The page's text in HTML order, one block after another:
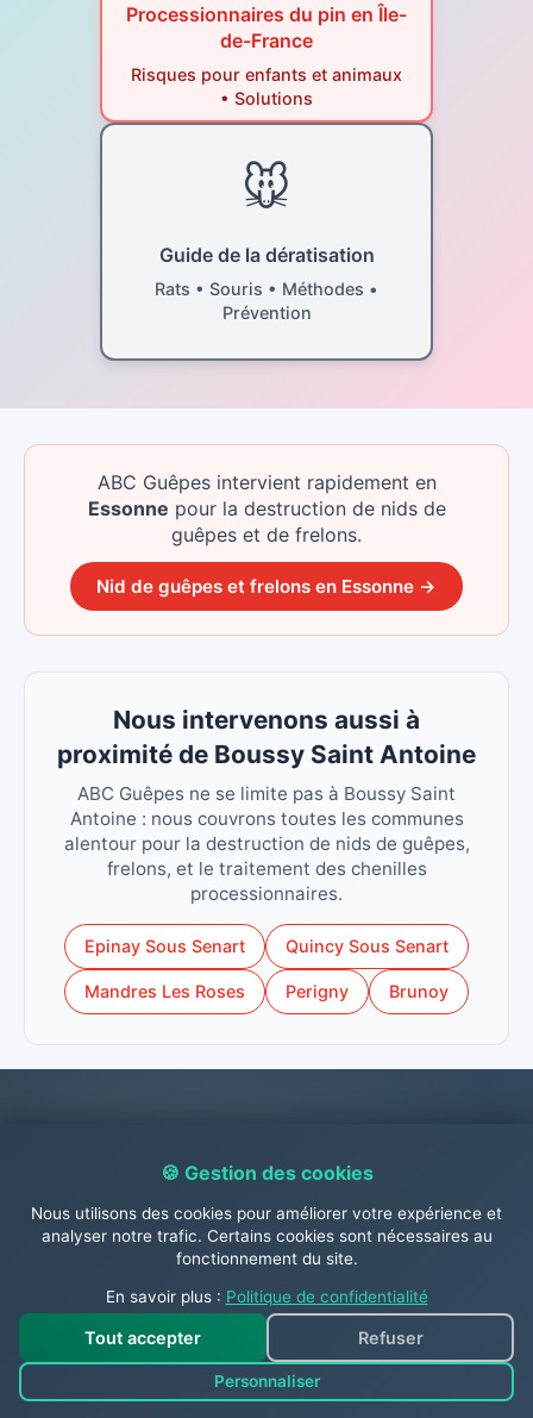
Processionnaires du pin en Île-
de-France
Risques pour enfants et animaux
• Solutions
🐭
Guide de la dératisation
Rats • Souris • Méthodes •
Prévention
ABC Guêpes intervient rapidement en
Essonne pour la destruction de nids de
guêpes et de frelons.
Nid de guêpes et frelons en Essonne →
Nous intervenons aussi à
proximité de Boussy Saint Antoine
ABC Guêpes ne se limite pas à Boussy Saint
Antoine : nous couvrons toutes les communes
alentour pour la destruction de nids de guêpes,
frelons, et le traitement des chenilles
processionnaires.
Epinay Sous Senart Quincy Sous Senart
Mandres Les Roses Perigny Brunoy
maintenant !
téléphone au 06.31.26.63.84, par WhatsApp 📱,
contact@abc-guepes.com ou via
page contact en cliquant ici
🍪 Gestion des cookies
Nous utilisons des cookies pour améliorer votre expérience et
analyser notre trafic. Certains cookies sont nécessaires au
fonctionnement du site.
En savoir plus : Politique de confidentialité
Tout accepter
Personnaliser
Refuser